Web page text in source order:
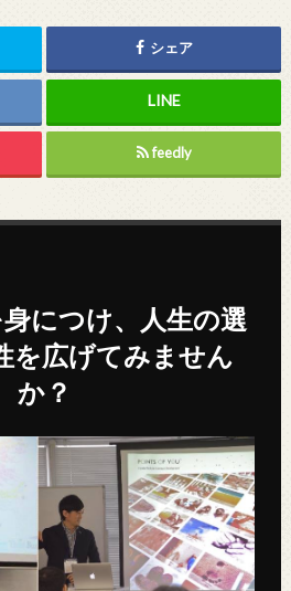
シェア
feedly
につけ、人生の選
を広げてみません
か？